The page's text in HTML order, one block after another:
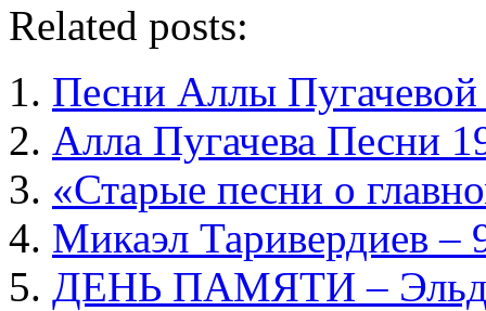
Related posts:
Песни Аллы Пугачевой
Алла Пугачева Песни
«Старые песни о
Микаэл Таривердиев –
ДЕНЬ ПАМЯТИ –